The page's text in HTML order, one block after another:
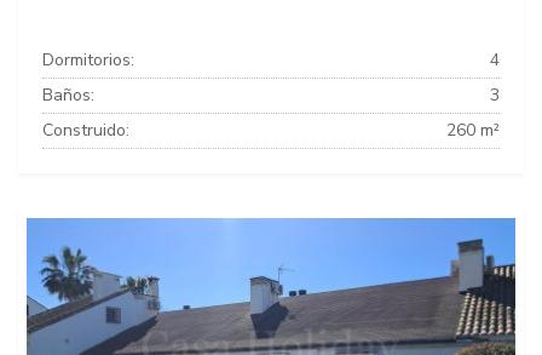
Dormitorios:
4
Baños:
3
Construido:
260 m²